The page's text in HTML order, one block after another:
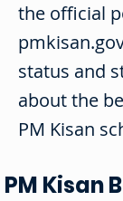
the official
status and
about the
PM Kisan
PM Kisan